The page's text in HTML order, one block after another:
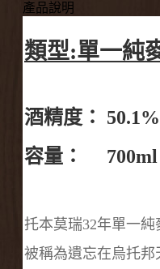
產品說明
類型:單一純
酒精度： 50.1%
容量： 700ml
托本莫瑞32年單一
被稱為遺忘在烏托邦